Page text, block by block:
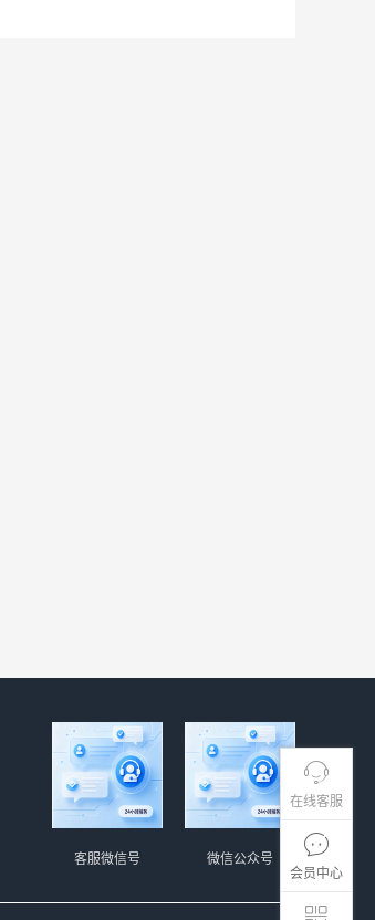
在线客服
会员中心
微信公众号
客服微信号